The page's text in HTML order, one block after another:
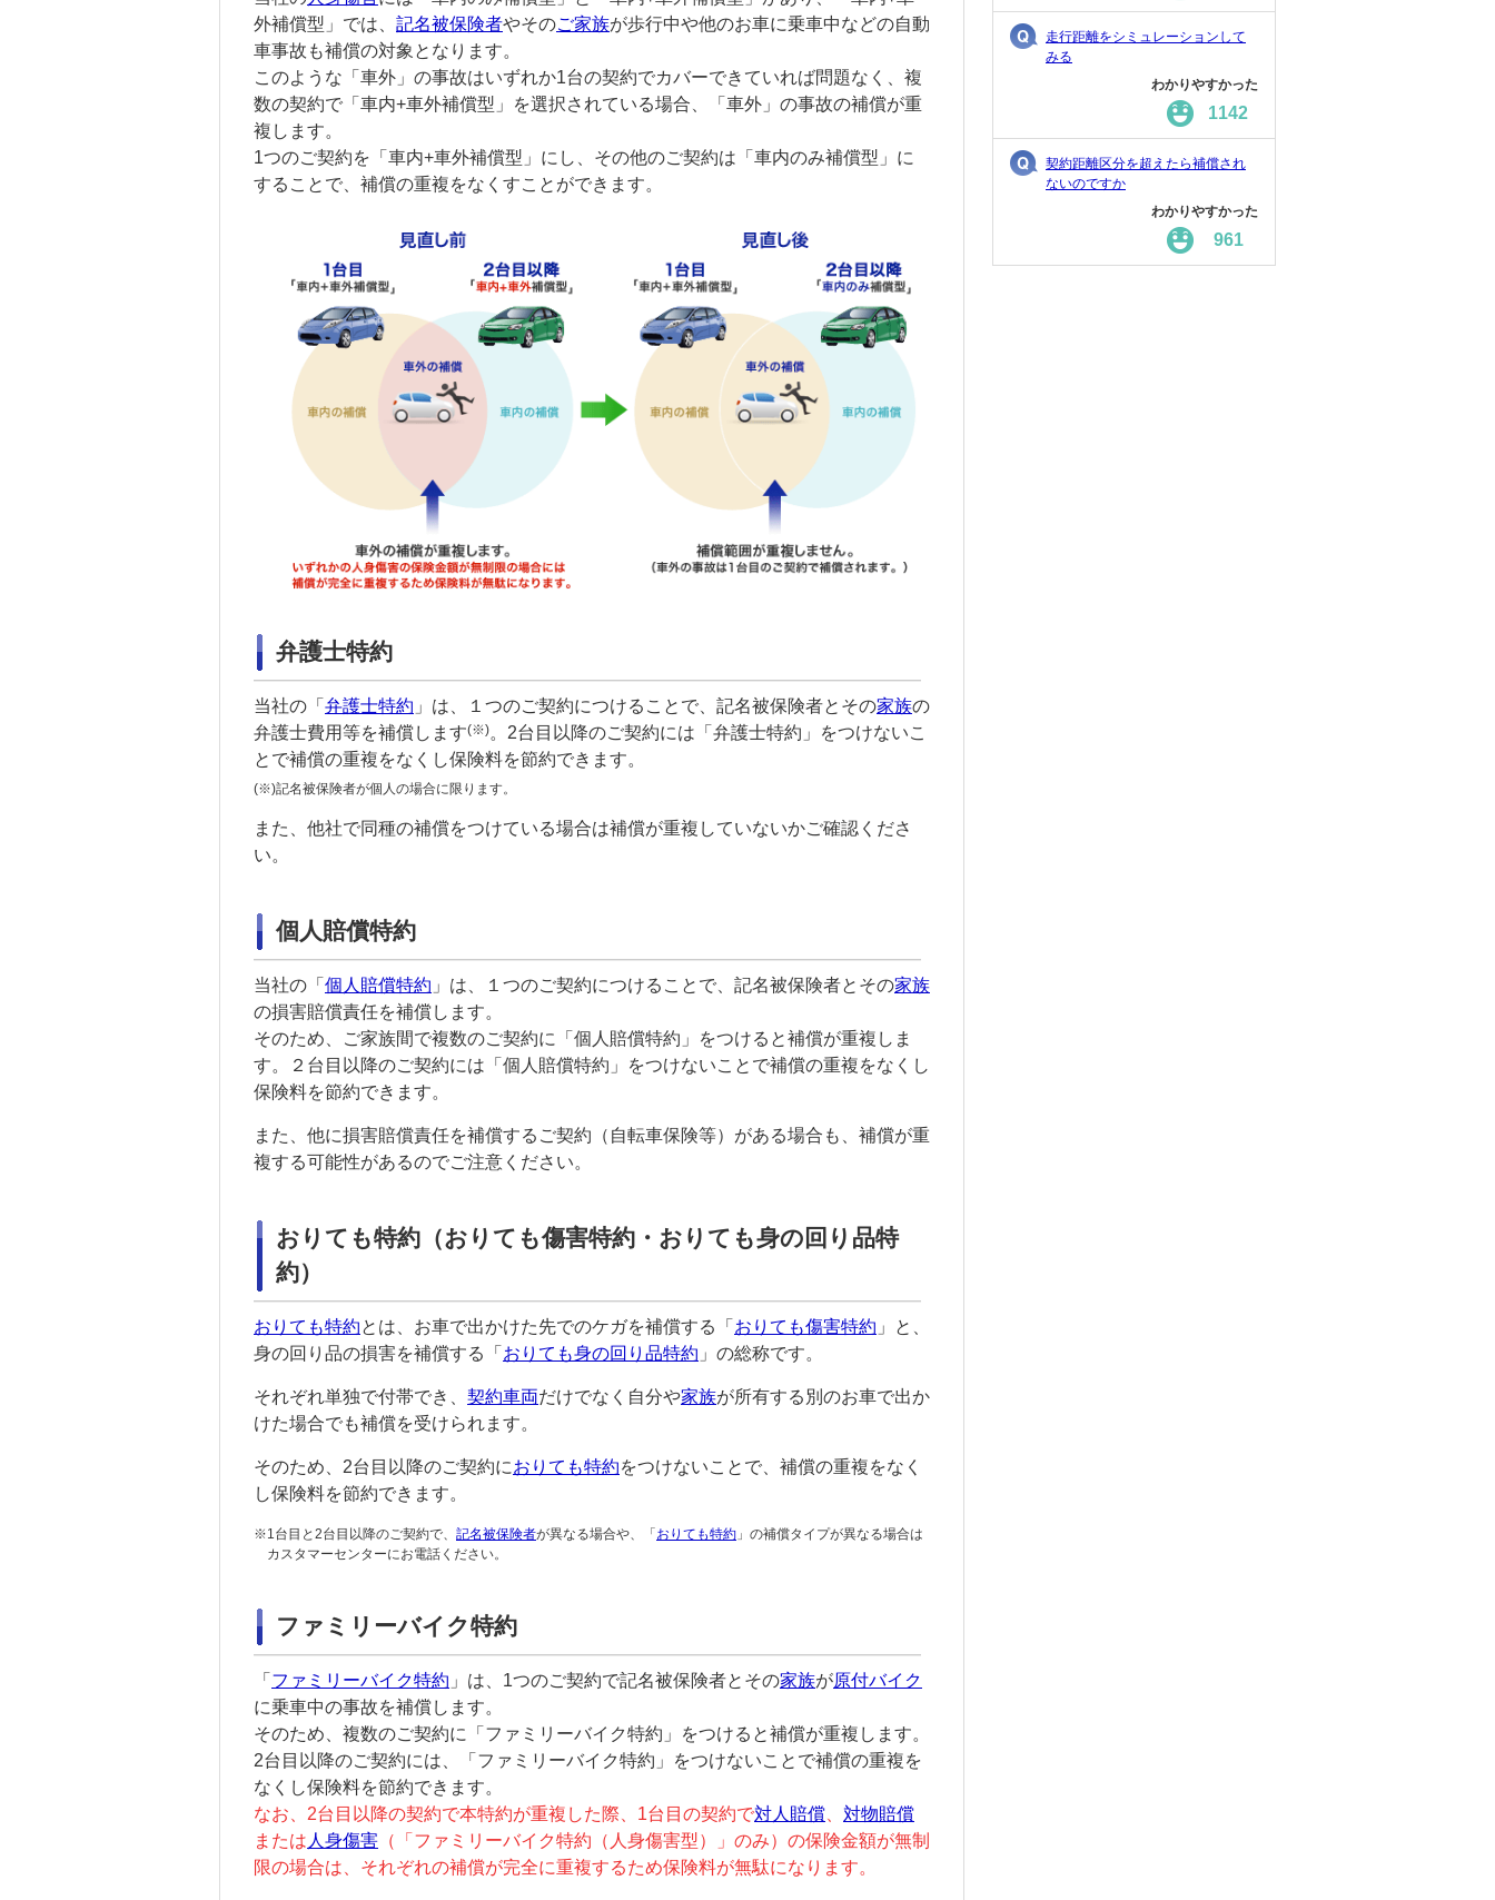
外補償型」では、 記名被保険者やそのご家族が歩行中や他のお車に乗車中などの自動
車事故も補償の対象となります。
このような「車外」の事故はいずれか1台の契約でカバーできていれば問題なく、複
数の契約で「車内+車外補償型」を選択されている場合、「車外」の事故の補償が重
複します。
1つのご契約を「車内+車外補償型」にし、その他のご契約は「車内のみ補償型」に
することで、補償の重複をなくすことができます。
弁護士特約
当社の「 弁護士特約 」は、１つのご契約につけることで、 記名被保険者とその家族の
弁護士費用等を補償します(※)。2台目以降のご契約には「 弁護士特約 」をつけないこ
とで補償の重複をなくし保険料を節約できます。
(※)記名被保険者が個人の場合に限ります。
また、他社で同種の補償をつけている場合は補償が重複していないかご確認くださ
い。
個人賠償特約
当社の「 個人賠償特約 」は、１つのご契約につけることで、 記名被保険者とその家族
の損害賠償責任を補償します。
そのため、ご家族間で複数のご契約に「 個人賠償特約 」をつけると補償が重複しま
す。２台目以降のご契約には「 個人賠償特約 」をつけないことで補償の重複をなくし
保険料を節約できます。
また、他に損害賠償責任を補償するご契約（自転車保険等）がある場合も、補償が重
複する可能性があるのでご注意ください。
おりても特約（おりても傷害特約・おりても身の回り品特
約）
おりても特約とは、お車で出かけた先でのケガを補償する「 おりても傷害特約 」と、
身の回り品の損害を補償する「 おりても身の回り品特約 」の総称です。
それぞれ単独で付帯でき、 契約車両だけでなく自分や家族が所有する別のお車で出か
けた場合でも補償を受けられます。
そのため、2台目以降のご契約におりても特約をつけないことで、補償の重複をなく
し保険料を節約できます。
※1台目と2台目以降のご契約で、 記名被保険者が異なる場合や、「おりても特約 」の補償タイプが異なる場合は
カスタマーセンターにお電話ください。
ファミリーバイク特約
「 ファミリーバイク特約 」は、1つのご契約で記名被保険者とその家族が原付バイク
に乗車中の事故を補償します。
そのため、複数のご契約に「 ファミリーバイク特約 」をつけると補償が重複します。
2台目以降のご契約には、「 ファミリーバイク特約 」をつけないことで補償の重複を
なくし保険料を節約できます。
なお、2台目以降の契約で本特約が重複した際、1台目の契約で対人賠償
対物賠償
または 人身傷害 （「 ファミリーバイク特約 （ 人身傷害型）」のみ）の保険金額が無制
限の場合は、それぞれの補償が完全に重複するため保険料が無駄になります。
走行距離をシミュレーションして
みる
わかりやすかった
1142
契約距離区分を超えたら補償され
ないのですか
わかりやすかった
961